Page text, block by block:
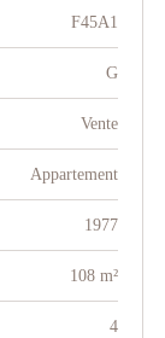
F45A1
G
Vente
Appartement
1977
108 m²
4